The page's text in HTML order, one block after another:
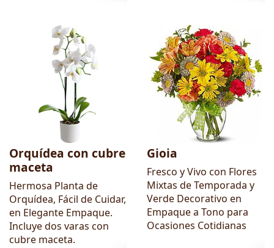
Orquídea con cubre
maceta
Hermosa Planta de
Orquídea, Fácil de Cuidar,
en Elegante Empaque.
Incluye dos varas con
cubre maceta.
Gioia
Fresco y Vivo con Flores
Mixtas de Temporada y
Verde Decorativo en
Empaque a Tono para
Ocasiones Cotidianas